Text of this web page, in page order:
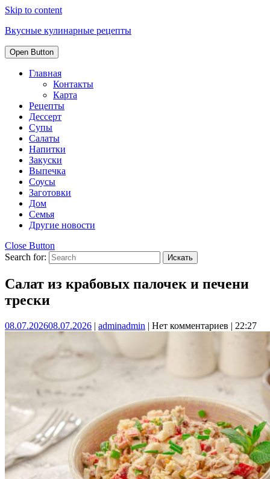
Skip to content
Вкусные кулинарные рецепты
Open Button
Главная
Контакты
Карта
Рецепты
Дессерт
Супы
Салаты
Напитки
Закуски
Выпечка
Соусы
Заготовки
Дом
Семья
Другие новости
Close Button
Search for:
Салат из крабовых палочек и печени
трески
08.07.202608.07.2026 | adminadmin | Нет комментариев | 22:27